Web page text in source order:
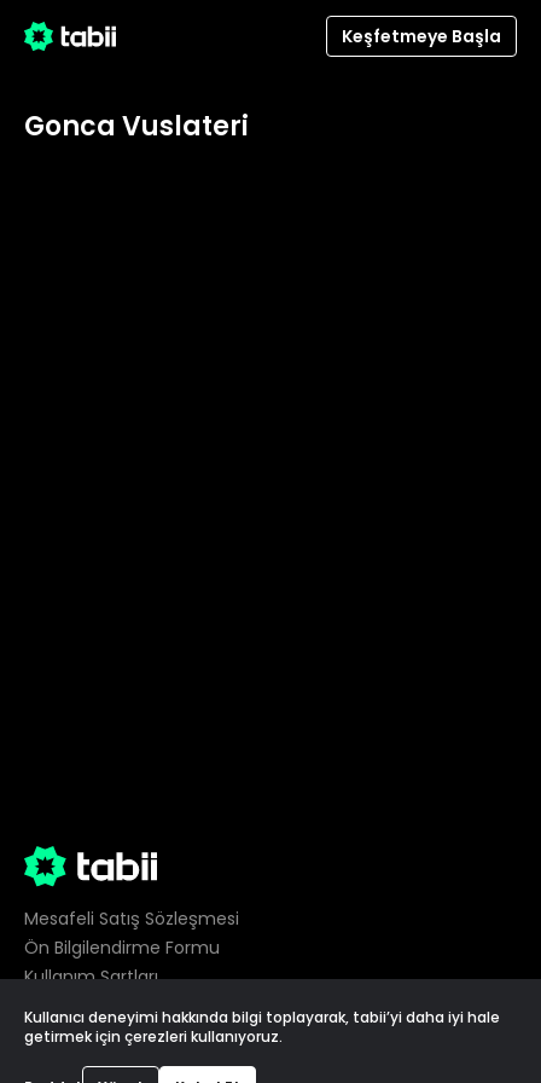
Keşfetmeye Başla
Gonca Vuslateri
Mesafeli Satış Sözleşmesi
Ön Bilgilendirme Formu
Kullanım Şartları
Gizlilik
Çerez Tercihleri
Kullanıcı deneyimi hakkında bilgi toplayarak, tabii’yi daha iyi hale
getirmek için çerezleri kullanıyoruz.